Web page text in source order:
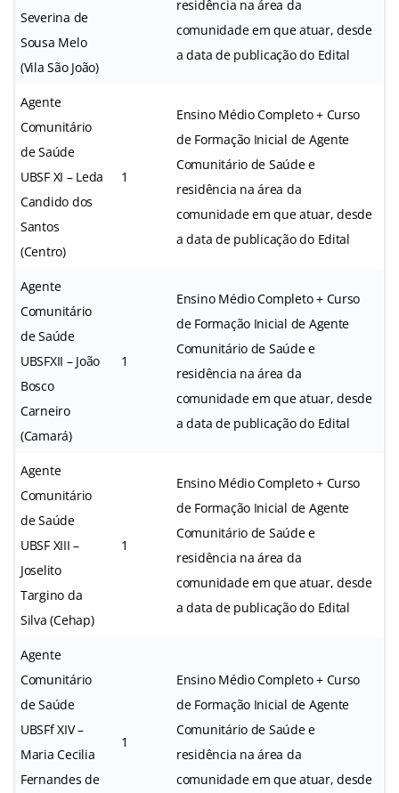
Severina de
Sousa Melo
(Vila São João)
residência na área da
comunidade em que atuar, desde
a data de publicação do Edital
Agente
Comunitário
de Saúde
UBSF XI – Leda
Candido dos
Santos
(Centro)
1
Ensino Médio Completo + Curso
de Formação Inicial de Agente
Comunitário de Saúde e
residência na área da
comunidade em que atuar, desde
a data de publicação do Edital
Agente
Comunitário
de Saúde
UBSFXII – João
Bosco
Carneiro
(Camará)
1
Ensino Médio Completo + Curso
de Formação Inicial de Agente
Comunitário de Saúde e
residência na área da
comunidade em que atuar, desde
a data de publicação do Edital
Agente
Comunitário
de Saúde
UBSF XIII –
Joselito
Targino da
Silva (Cehap)
1
Ensino Médio Completo + Curso
de Formação Inicial de Agente
Comunitário de Saúde e
residência na área da
comunidade em que atuar, desde
a data de publicação do Edital
Agente
Comunitário
de Saúde
UBSFf XIV –
Maria Cecilia
Fernandes de
1
Ensino Médio Completo + Curso
de Formação Inicial de Agente
Comunitário de Saúde e
residência na área da
comunidade em que atuar, desde